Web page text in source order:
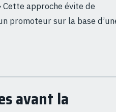
approche évite de
promoteur sur la base
avant la